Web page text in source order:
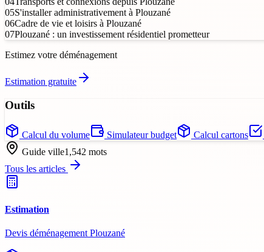
05S'installer administrativement à Plouzané
06Cadre de vie et loisirs à Plouzané
07Plouzané : un investissement résidentiel prometteur
Estimez votre déménagement
Estimation gratuite
Outils
Calcul du volume Simulateur budget Calcul cartons
Guide ville1,542 mots
Tous les articles
Estimation
Devis déménagement Plouzané